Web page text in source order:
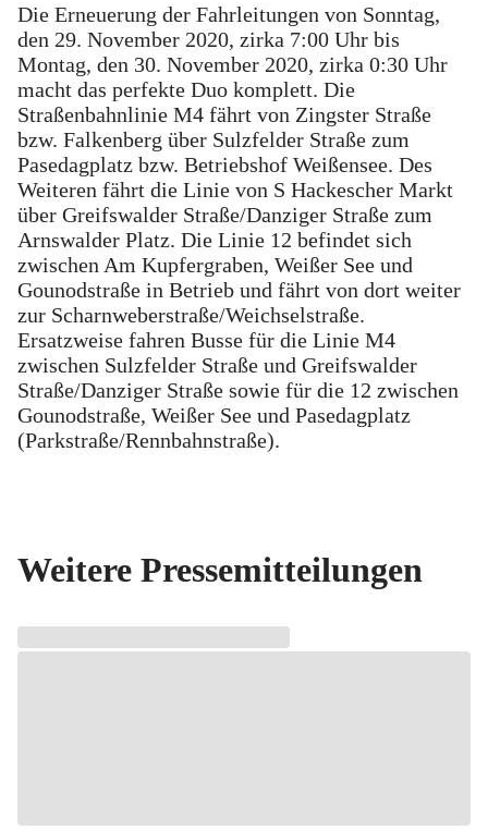
Die Erneuerung der Fahrleitungen von Sonntag,
den 29. November 2020, zirka 7:00 Uhr bis
Montag, den 30. November 2020, zirka 0:30 Uhr
macht das perfekte Duo komplett. Die
Straßenbahnlinie M4 fährt von Zingster Straße
bzw. Falkenberg über Sulzfelder Straße zum
Pasedagplatz bzw. Betriebshof Weißensee. Des
Weiteren fährt die Linie von S Hackescher Markt
über Greifswalder Straße/Danziger Straße zum
Arnswalder Platz. Die Linie 12 befindet sich
zwischen Am Kupfergraben, Weißer See und
Gounodstraße in Betrieb und fährt von dort weiter
zur Scharnweberstraße/Weichselstraße.
Ersatzweise fahren Busse für die Linie M4
zwischen Sulzfelder Straße und Greifswalder
Straße/Danziger Straße sowie für die 12 zwischen
Gounodstraße, Weißer See und Pasedagplatz
(Parkstraße/Rennbahnstraße).
Weitere Pressemitteilungen